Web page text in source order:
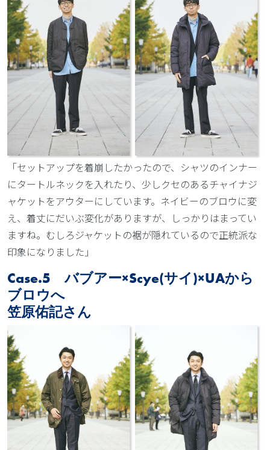
「セットアップを着崩したかったので、シャツのインナー
にタートルネックを入れたり、少しクセのあるチャイナジ
ャケットをアウターにしています。ネイビーのブロウに変
え、着丈にだいぶ変化がありますが、しっかりはまってい
ますね。むしろジャケットの裾が隠れているので正統派な
印象になりました」
Case.5 バブアー×Scye(サイ)×UAから
ブロウへ
笠原佑記さん